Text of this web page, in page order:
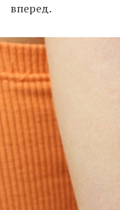
вперед.